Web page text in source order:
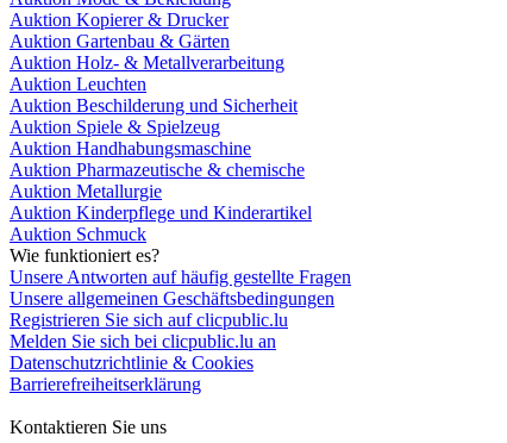
Auktion Kopierer & Drucker
Auktion Gartenbau & Gärten
Auktion Holz- & Metallverarbeitung
Auktion Leuchten
Auktion Beschilderung und Sicherheit
Auktion Spiele & Spielzeug
Auktion Handhabungsmaschine
Auktion Pharmazeutische & chemische
Auktion Metallurgie
Auktion Kinderpflege und Kinderartikel
Auktion Schmuck
Wie funktioniert es?
Unsere Antworten auf häufig gestellte Fragen
Unsere allgemeinen Geschäftsbedingungen
Registrieren Sie sich auf clicpublic.lu
Melden Sie sich bei clicpublic.lu an
Datenschutzrichtlinie & Cookies
Barrierefreiheitserklärung
Kontaktieren Sie uns